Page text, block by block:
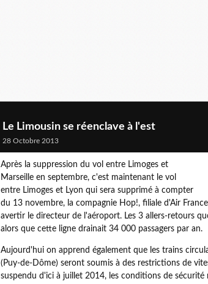
Le Limousin se réenclave à l'est
28 Octobre 2013
Après la suppression du vol entre Limoges et
Marseille en septembre, c'est maintenant le vol
entre Limoges et Lyon qui sera supprimé à compter
du 13 novembre, la compagnie Hop!, filiale d'Air
avertir le directeur de l'aéroport. Les 3 allers-retours
alors que cette ligne drainait 34 000 passagers par an.
Aujourd'hui on apprend également que les trains
(Puy-de-Dôme) seront soumis à des restrictions de
suspendu d'ici à juillet 2014, les conditions de sécurité